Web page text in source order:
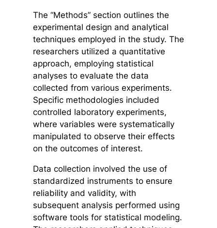
The “Methods” section outlines the
experimental design and analytical
techniques employed in the study. The
researchers utilized a quantitative
approach, employing statistical
analyses to evaluate the data
collected from various experiments.
Specific methodologies included
controlled laboratory experiments,
where variables were systematically
manipulated to observe their effects
on the outcomes of interest.
Data collection involved the use of
standardized instruments to ensure
reliability and validity, with
subsequent analysis performed using
software tools for statistical modeling.